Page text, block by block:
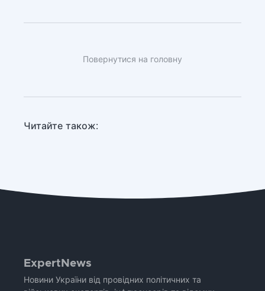
Повернутися на головну
Читайте також:
ExpertNews
Новини України від провідних політичних та